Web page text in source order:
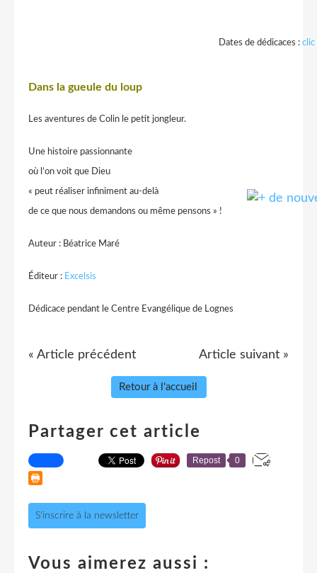
Dates de dédicaces : clic
Dans la gueule du loup
Les aventures de Colin le petit jongleur.
Une histoire passionnante
où l’on voit que Dieu
« peut réaliser infiniment au-delà
de ce que nous demandons ou même pensons » !
Auteur : Béatrice Maré
Éditeur : Excelsis
Dédicace pendant le Centre Evangélique de Lognes
« Article précédent Article suivant »
Retour à l'accueil
Partager cet article
Repost 0
S'inscrire à la newsletter
Vous aimerez aussi :